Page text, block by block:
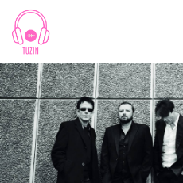
Skip
content